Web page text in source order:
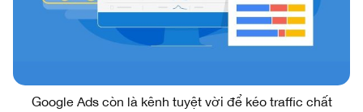
Google Ads còn là kênh tuyệt vời để kéo traffic chất